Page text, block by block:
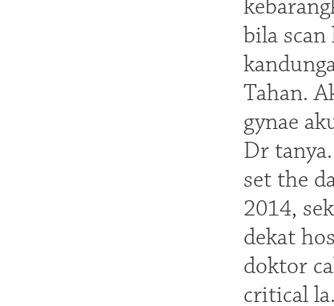
bila
Tahan.
gynae
Dr
set the
2014,
dekat
doktor
critical